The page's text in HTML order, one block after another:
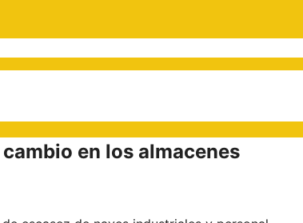
en los almacenes